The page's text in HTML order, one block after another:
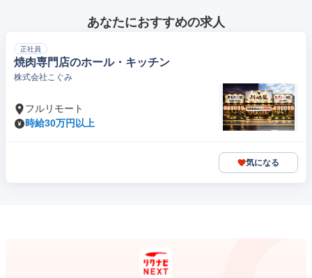
あなたにおすすめの求人
正社員
焼肉専門店のホール・キッチン
株式会社こぐみ
フルリモート
時給30万円以上
気になる